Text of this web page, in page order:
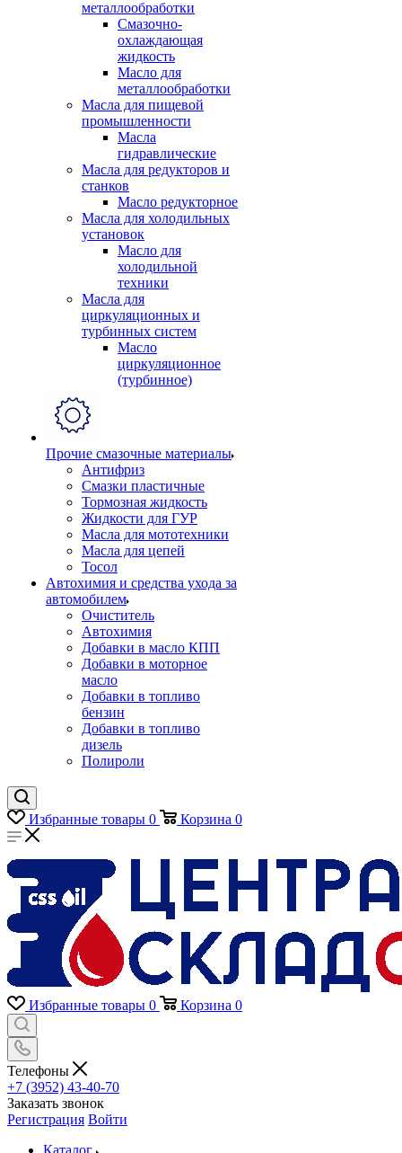
металлообработки
Смазочно-
охлаждающая
жидкость
Масло для
металлообработки
Масла для пищевой
промышленности
Масла
гидравлические
Масла для редукторов и
станков
Масло редукторное
Масла для холодильных
установок
Масло для
холодильной
техники
Масла для
циркуляционных и
турбинных систем
Масло
циркуляционное
(турбинное)
Прочие смазочные материалы
Антифриз
Смазки пластичные
Тормозная жидкость
Жидкости для ГУР
Масла для мототехники
Масла для цепей
Тосол
Автохимия и средства ухода за
автомобилем
Очиститель
Автохимия
Добавки в масло КПП
Добавки в моторное
масло
Добавки в топливо
бензин
Добавки в топливо
дизель
Полироли
Избранные товары 0 Корзина 0
Избранные товары 0 Корзина 0
Телефоны
+7 (3952) 43-40-70
Заказать звонок
Регистрация Войти
Каталог